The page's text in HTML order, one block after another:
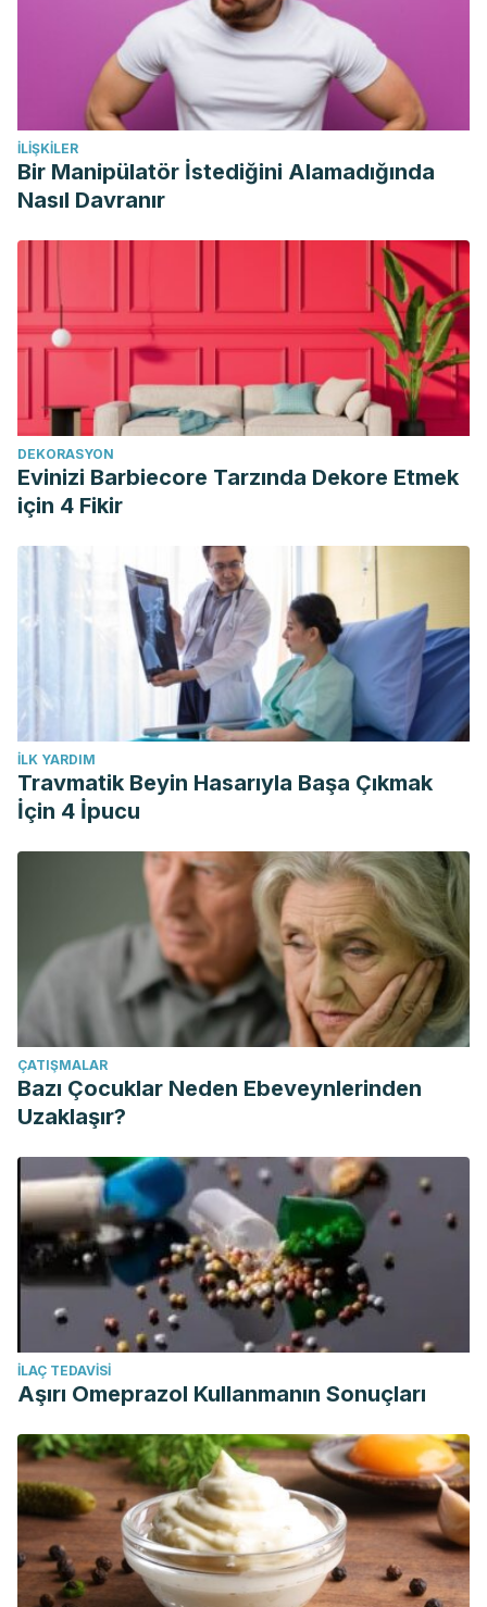
İLIŞKILER
Bir Manipülatör İstediğini Alamadığında
Nasıl Davranır
DEKORASYON
Evinizi Barbiecore Tarzında Dekore Etmek
için 4 Fikir
İLK YARDIM
Travmatik Beyin Hasarıyla Başa Çıkmak
İçin 4 İpucu
ÇATIŞMALAR
Bazı Çocuklar Neden Ebeveynlerinden
Uzaklaşır?
İLAÇ TEDAVISI
Aşırı Omeprazol Kullanmanın Sonuçları